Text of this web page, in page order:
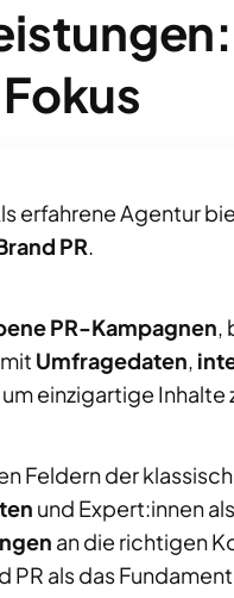
erfahrene Agentur
PR.
PR-Kampagnen,
Umfragedaten,
um einzigartige
Feldern der
und Expert:innen
an die richtigen
als das